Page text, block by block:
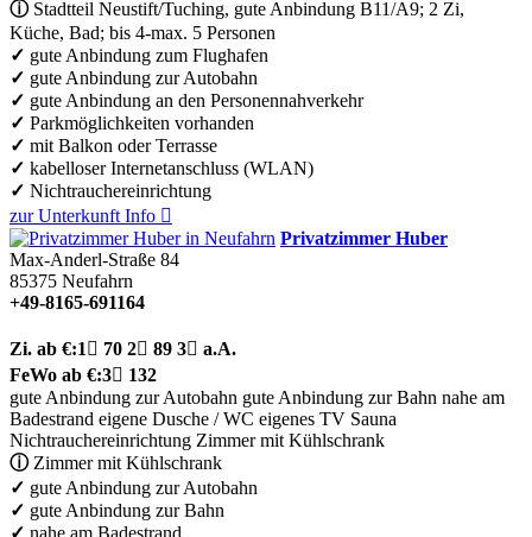
ⓘStadtteil Neustift/Tuching, gute Anbindung B11/A9; 2 Zi,
Küche, Bad; bis 4-max. 5 Personen
✓ gute Anbindung zum Flughafen
✓ gute Anbindung zur Autobahn
✓ gute Anbindung an den Personennahverkehr
✓ Parkmöglichkeiten vorhanden
✓ mit Balkon oder Terrasse
✓ kabelloser Internetanschluss (WLAN)
✓ Nichtrauchereinrichtung
zur Unterkunft Info 
Privatzimmer Huber
Max-Anderl-Straße 84
85375 Neufahrn
+49-8165-691164
Zi. ab €:1  70 2 89 3 a.A.
FeWo ab €:3 132
gute Anbindung zur Autobahn gute Anbindung zur Bahn nahe am
Badestrand eigene Dusche / WC eigenes TV Sauna
Nichtrauchereinrichtung Zimmer mit Kühlschrank
ⓘZimmer mit Kühlschrank
✓ gute Anbindung zur Autobahn
✓ gute Anbindung zur Bahn
✓ nahe am Badestrand